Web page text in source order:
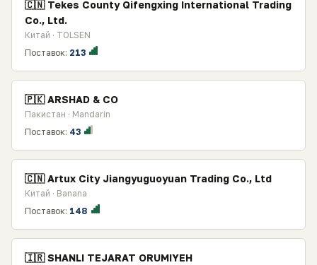
🇨🇳 Tekes County Qifengxing International Trading
Co., Ltd.
Китай · TOLSEN
Поставок: 213
🇵🇰 ARSHAD & CO
Пакистан · Mandarin
Поставок: 43
🇨🇳 Artux City Jiangyuguoyuan Trading Co., Ltd
Китай · Banana
Поставок: 148
🇮🇷 SHANLI TEJARAT ORUMIYEH